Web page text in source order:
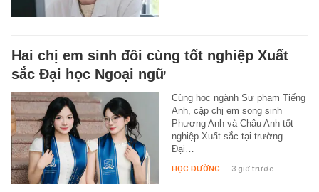
Hai chị em sinh đôi cùng tốt nghiệp Xuất
sắc Đại học Ngoại ngữ
Cùng học ngành Sư phạm Tiếng
Anh, cặp chị em song sinh
Phương Anh và Châu Anh tốt
nghiệp Xuất sắc tại trường
Đại…
HỌC ĐƯỜNG - 3 giờ trước